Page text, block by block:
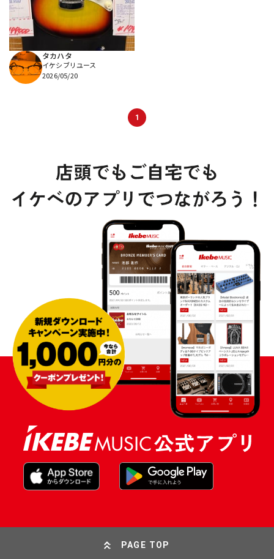
配信/ライブ機器
中古
タカハタ
イケシブリユース
2026/05/20
1
PAGE TOP